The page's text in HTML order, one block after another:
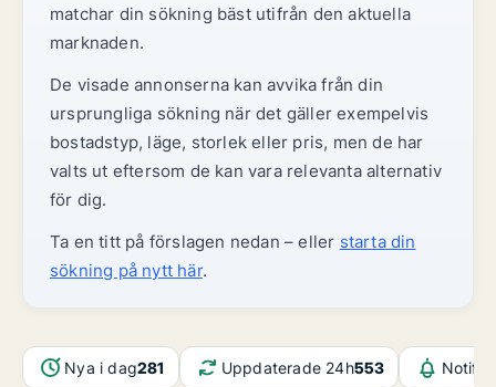
matchar din sökning bäst utifrån den aktuella
marknaden.
De visade annonserna kan avvika från din
ursprungliga sökning när det gäller exempelvis
bostadstyp, läge, storlek eller pris, men de har
valts ut eftersom de kan vara relevanta alternativ
för dig.
Ta en titt på förslagen nedan – eller starta din
sökning på nytt här.
Nya i dag281 Uppdaterade 24h553